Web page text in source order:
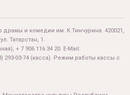
драмы и комедии им. К.Тинчурина. 420021,
Татарстан, 1.
+ 7 906 116 34 20. E-Mail:
293-03-74 (касса). Режим работы кассы с